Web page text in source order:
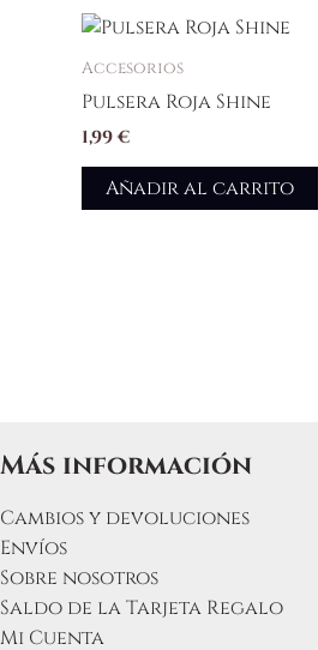
Accesorios
Pulsera Roja Shine
1,99€
Añadir al carrito
Más información
Cambios y devoluciones
Envíos
Sobre nosotros
Saldo de la Tarjeta Regalo
Mi Cuenta